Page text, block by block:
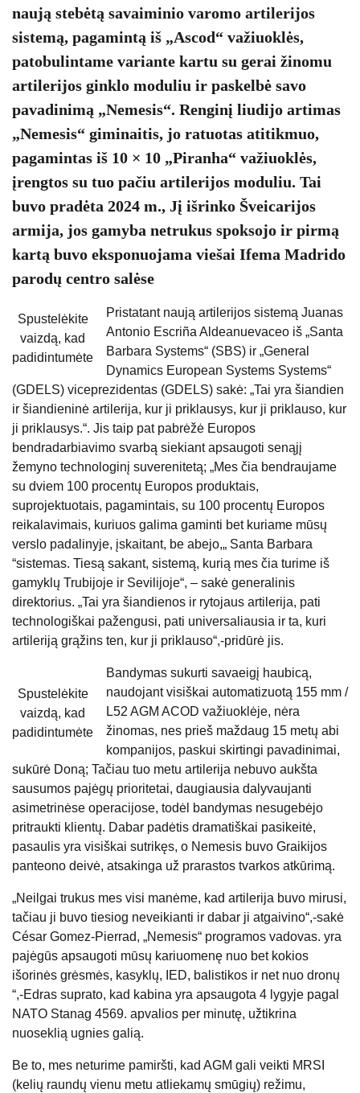
naują stebėtą savaiminio varomo artilerijos
sistemą, pagamintą iš „Ascod“ važiuoklės,
patobulintame variante kartu su gerai žinomu
artilerijos ginklo moduliu ir paskelbė savo
pavadinimą „Nemesis“. Renginį liudijo artimas
„Nemesis“ giminaitis, jo ratuotas atitikmuo,
pagamintas iš 10 × 10 „Piranha“ važiuoklės,
įrengtos su tuo pačiu artilerijos moduliu. Tai
buvo pradėta 2024 m., Jį išrinko Šveicarijos
armija, jos gamyba netrukus spoksojo ir pirmą
kartą buvo eksponuojama viešai Ifema Madrido
parodų centro salėse
Spustelėkite
vaizdą, kad
padidintumėte
Pristatant naują artilerijos sistemą Juanas
Antonio Escriña Aldeanuevaceo iš „Santa
Barbara Systems“ (SBS) ir „General
Dynamics European Systems Systems“
(GDELS) viceprezidentas (GDELS) sakė: „Tai yra šiandien
ir šiandieninė artilerija, kur ji priklausys, kur ji priklauso, kur
ji priklausys.“. Jis taip pat pabrėžė Europos
bendradarbiavimo svarbą siekiant apsaugoti senąjį
žemyno technologinį suverenitetą; „Mes čia bendraujame
su dviem 100 procentų Europos produktais,
suprojektuotais, pagamintais, su 100 procentų Europos
reikalavimais, kuriuos galima gaminti bet kuriame mūsų
verslo padalinyje, įskaitant, be abejo,„ Santa Barbara
“sistemas. Tiesą sakant, sistemą, kurią mes čia turime iš
gamyklų Trubijoje ir Sevilijoje“, – sakė generalinis
direktorius. „Tai yra šiandienos ir rytojaus artilerija, pati
technologiškai pažengusi, pati universaliausia ir ta, kuri
artileriją grąžins ten, kur ji priklauso“,-pridūrė jis.
Spustelėkite
vaizdą, kad
padidintumėte
Bandymas sukurti savaeigį haubicą,
naudojant visiškai automatizuotą 155 mm /
L52 AGM ACOD važiuoklėje, nėra
žinomas, nes prieš maždaug 15 metų abi
kompanijos, paskui skirtingi pavadinimai,
sukūrė Doną; Tačiau tuo metu artilerija nebuvo aukšta
sausumos pajėgų prioritetai, daugiausia dalyvaujanti
asimetrinėse operacijose, todėl bandymas nesugebėjo
pritraukti klientų. Dabar padėtis dramatiškai pasikeitė,
pasaulis yra visiškai sutrikęs, o Nemesis buvo Graikijos
panteono deivė, atsakinga už prarastos tvarkos atkūrimą.
„Neilgai trukus mes visi manėme, kad artilerija buvo mirusi,
tačiau ji buvo tiesiog neveikianti ir dabar ji atgaivino“,-sakė
César Gomez-Pierrad, „Nemesis“ programos vadovas. yra
pajėgūs apsaugoti mūsų kariuomenę nuo bet kokios
išorinės grėsmės, kasyklų, IED, balistikos ir net nuo dronų
“,-Edras suprato, kad kabina yra apsaugota 4 lygyje pagal
NATO Stanag 4569. apvalios per minutę, užtikrina
nuoseklią ugnies galią.
Be to, mes neturime pamiršti, kad AGM gali veikti MRSI
(kelių raundų vienu metu atliekamų smūgių) režimu,